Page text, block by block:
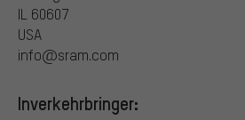
IL 60607
USA
info@sram.com
Inverkehrbringer: